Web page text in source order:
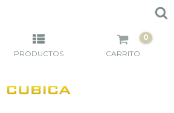
PRODUCTOS CARRITO
0